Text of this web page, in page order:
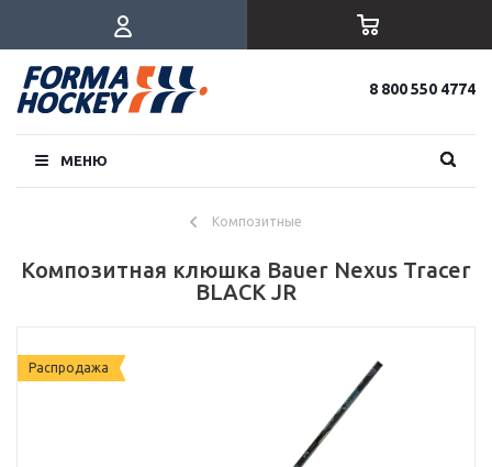
8 800 550 4774
МЕНЮ
Композитные
Композитная клюшка Bauer Nexus Tracer
BLACK JR
Распродажа